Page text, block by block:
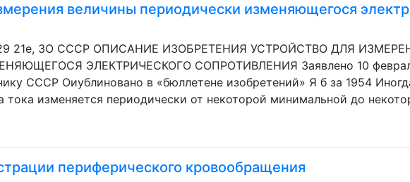
величины периодически изменяющегося
29 21е, ЗО СССР ОПИСАНИЕ ИЗОБРЕТЕНИЯ УСТРОЙСТВО ДЛЯ
ЭЛЕКТРИЧЕСКОГО СОПРОТИВЛЕНИЯ Заявлено 10
СССР Оиублиновано в «бюллетене изобретений» Я б за 1954
тока изменяется периодически от некоторой минимальной до
периферического кровообращения